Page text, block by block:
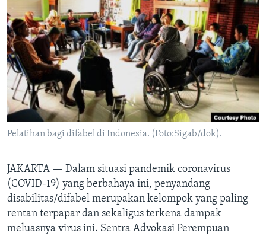
Pencarian
IKUTI KAMI
Bahasa-bahasa
Pelatihan bagi difabel di Indonesia. (Foto:Sigab/dok).
JAKARTA — Dalam situasi pandemik coronavirus
(COVID-19) yang berbahaya ini, penyandang
disabilitas/difabel merupakan kelompok yang paling
rentan terpapar dan sekaligus terkena dampak
meluasnya virus ini. Sentra Advokasi Perempuan